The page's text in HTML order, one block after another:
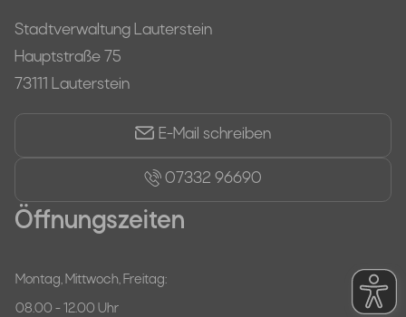
Stadtverwaltung Lauterstein
Hauptstraße 75
73111 Lauterstein
E-Mail schreiben
07332 96690
Öffnungszeiten
Montag, Mittwoch, Freitag:
08.00 - 12.00 Uhr